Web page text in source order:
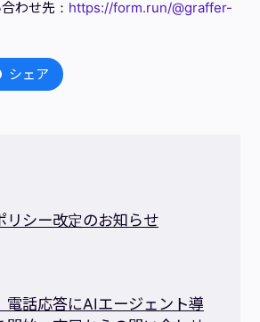
わせ先： https://form.run/@graffer-
シェア
リシー改定のお知らせ
電話応答にAIエージェント導